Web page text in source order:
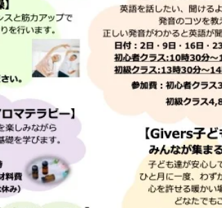
講座です。 【一般利用】はさざんかねっと
による予約が必要です。 ※一般利用をご希
望の方はさざんかねっと登録が必要となり
す。 🌷8月の協働事業予定📢 「フレイル
予防体操教室」 8月27日（木）15:30～
たかも？疲れやすいし、